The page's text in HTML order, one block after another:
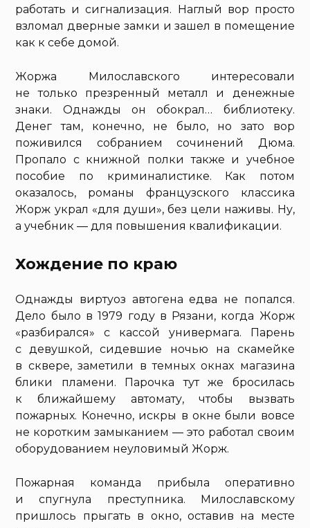
работать и сигнализация. Наглый вор просто
взломал дверные замки и зашел в помещение
как к себе домой.
Жоржа Милославского интересовали
не только презренный металл и денежные
знаки. Однажды он обокрал… библиотеку.
Денег там, конечно, не было, но зато вор
поживился собранием сочинений Дюма.
Пропало с книжной полки также и учебное
пособие по криминалистике. Как потом
оказалось, романы французского классика
Жорж украл «для души», без цели наживы. Ну,
а учебник — для повышения квалификации.
Хождение по краю
Однажды виртуоз автогена едва не попался.
Дело было в 1979 году в Рязани, когда Жорж
«разбирался» с кассой универмага. Парень
с девушкой, сидевшие ночью на скамейке
в сквере, заметили в темных окнах магазина
блики пламени. Парочка тут же бросилась
к ближайшему автомату, чтобы вызвать
пожарных. Конечно, искры в окне были вовсе
не коротким замыканием — это работал своим
оборудованием неуловимый Жорж.
Пожарная команда прибыла оперативно
и спугнула преступника. Милославскому
пришлось прыгать в окно, оставив на месте